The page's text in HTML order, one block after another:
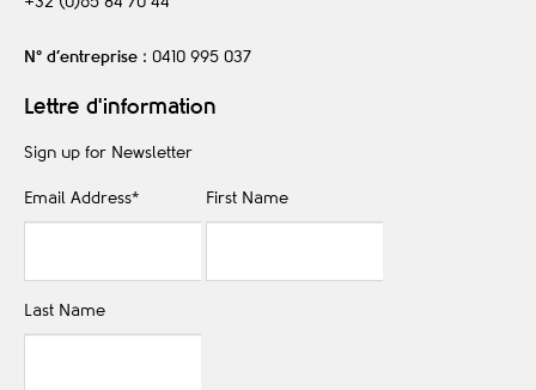
N° d’entreprise : 0410 995 037
Lettre d'information
Sign up for Newsletter
Email Address* First Name
Last Name